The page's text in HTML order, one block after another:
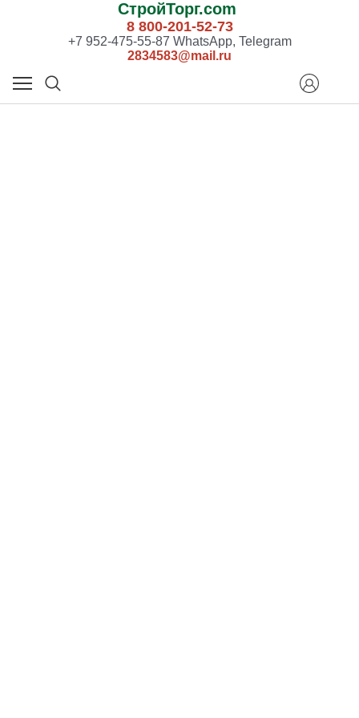
СтройТорг.com
8 800-201-52-73
+7 952-475-55-87 WhatsApp, Telegram
2834583@mail.ru